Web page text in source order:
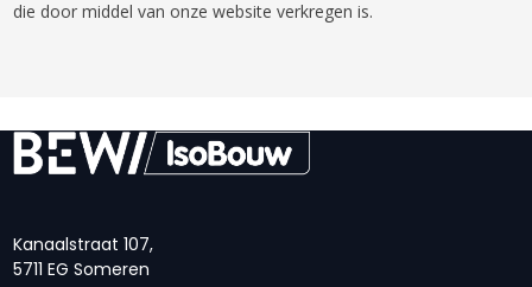
die door middel van onze website verkregen is.
Kanaalstraat 107,
5711 EG Someren